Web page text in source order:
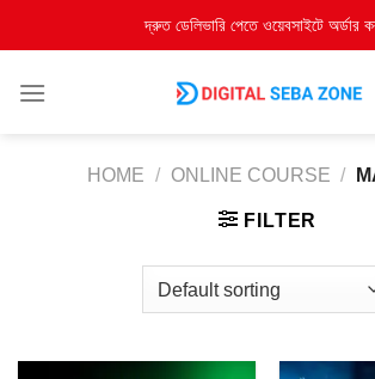
দ্রুত ডেলিভারি পেতে ওয়েবসাইটে অর্ডার
HOME / ONLINE COURSE /
FILTER